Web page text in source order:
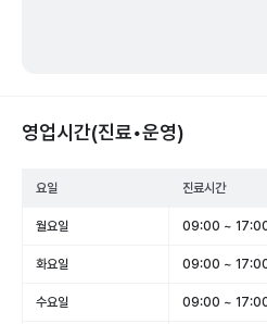
영업시간(진료•운영)
요일 진료시간
월요일 09:00 ~
화요일 09:00 ~
수요일 09:00 ~